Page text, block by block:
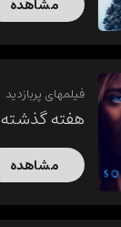
مشاهده
فیلمهای پربازدید
هفته گذشته
مشاهده